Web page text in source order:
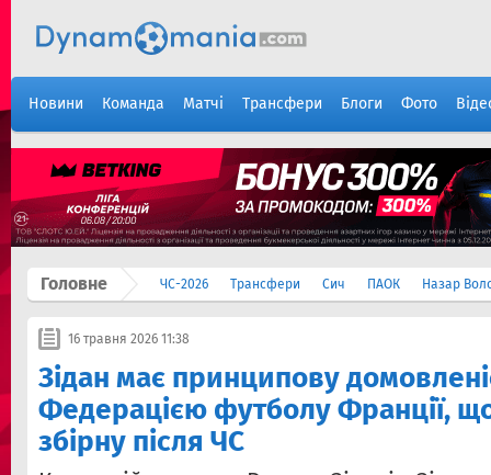
Новини Команда Матчі Трансфери Блоги Фото
Головне ЧС-2026 Трансфери Сич ПАОК Назар
16 травня 2026 11:38
Зідан має принципову
Федерацією футболу Франції,
збірну після ЧС